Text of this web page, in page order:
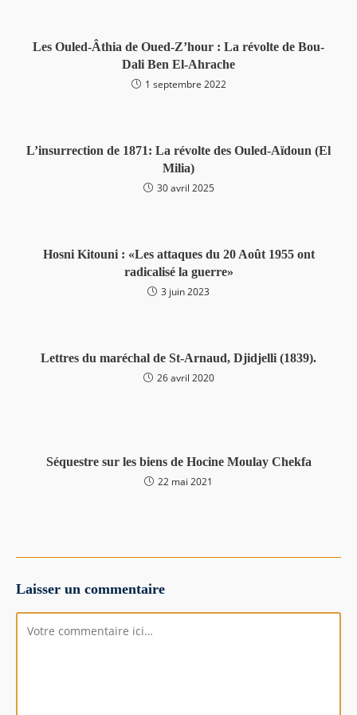
Les Ouled-Âthia de Oued-Z’hour : La révolte de Bou-
Dali Ben El-Ahrache
1 septembre 2022
L’insurrection de 1871: La révolte des Ouled-Aïdoun (El
Milia)
30 avril 2025
Hosni Kitouni : «Les attaques du 20 Août 1955 ont
radicalisé la guerre»
3 juin 2023
Lettres du maréchal de St-Arnaud, Djidjelli (1839).
26 avril 2020
Séquestre sur les biens de Hocine Moulay Chekfa
22 mai 2021
Laisser un commentaire
Comment